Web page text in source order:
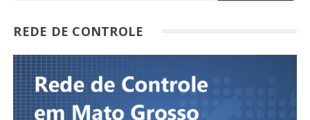
REDE DE CONTROLE